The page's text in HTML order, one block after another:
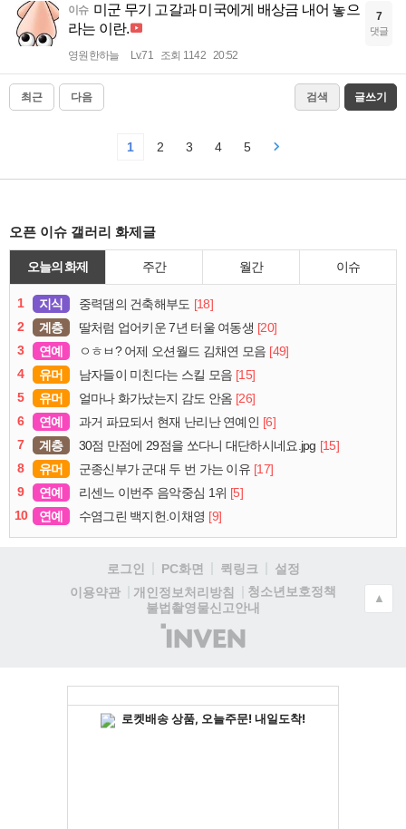
이슈 미군 무기 고갈과 미국에게 배상금 내어 놓으
라는 이란.
영원한하늘 Lv.71 조회 1142 20:52
7
댓글
최근 다음 검색 글쓰기
1 2 3 4 5
오픈 이슈 갤러리 화제글
오늘의 화제 주간 월간 이슈
1 지식 중력댐의 건축해부도 [18]
2
계층 딸처럼 업어키운 7년 터울 여동생 [20]
3
연예 ㅇㅎㅂ? 어제 오션월드 김채연 모음 [49]
4
유머 남자들이 미친다는 스킬 모음 [15]
5
유머 얼마나 화가났는지 감도 안옴 [26]
6
연예 과거 파묘되서 현재 난리난 연예인 [6]
7
계층 30점 만점에 29점을 쏘다니 대단하시네요.jpg [15]
8
유머 군종신부가 군대 두 번 가는 이유 [17]
9
연예 리센느 이번주 음악중심 1위 [5]
10
연예 수염그린 백지헌.이채영 [9]
로그인 PC화면 퀵링크
설정
이용약관
개인정보처리방침
청소년보호정책
불법촬영물신고안내
(주)
인
▲